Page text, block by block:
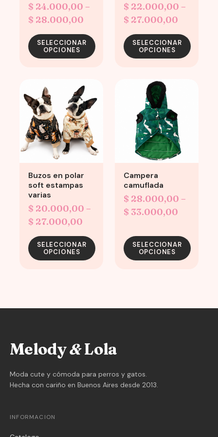
$ 24.000,00 –
$ 28.000,00
range:
$ 24.000,00
through
SELECCIONAR
OPCIONES
chosen
product
page
$ 22.000,00 –
$ 27.000,00
range:
$
through
SELECCIONAR
OPCIONES
chosen
product
page
Buzos en polar
soft estampas
varias
$ 20.000,00 –
$ 27.000,00
range:
$ 20.000,00
through
SELECCIONAR
OPCIONES
product
has
multiple
variants.
The
options
may
chosen
the
product
page
Campera
camuflada
$ 28.000,00 –
$ 33.000,00
$
through
$
SELECCIONAR
OPCIONES
multiple
variants.
options
may
chosen
the
page
Melody&Lola
Moda cute y cómoda para perros y gatos.
Hecha con cariño en Buenos Aires desde 2013.
INFORMACION